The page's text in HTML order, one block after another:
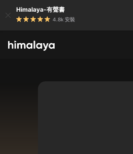
Himalaya-有聲書
4.8k 安裝